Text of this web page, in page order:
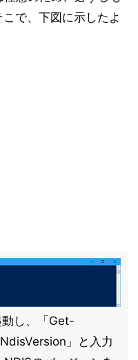
で、下図に示したよ
し、「Get-
」と入力